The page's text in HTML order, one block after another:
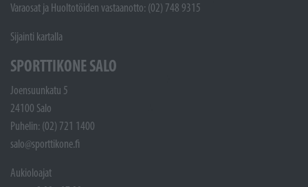
Varaosat ja Huoltotöiden vastaanotto: (02) 748 9315
Sijainti kartalla
SPORTTIKONE SALO
Joensuunkatu 5
24100 Salo
Puhelin: (02) 721 1400
salo@sporttikone.fi
Aukioloajat